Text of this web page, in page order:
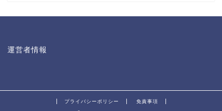
運営者情報
プライバシーポリシー 免責事項